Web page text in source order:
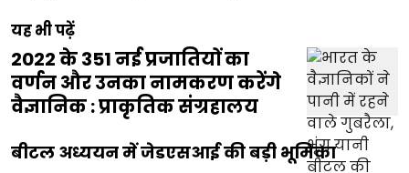
यह भी पढ़ें
2022 के 351 नई प्रजातियों का
वर्णन और उनका नामकरण करेंगे
वैज्ञानिक : प्राकृतिक संग्रहालय
बीटल अध्ययन में जेडएसआई की बड़ी भूमिका